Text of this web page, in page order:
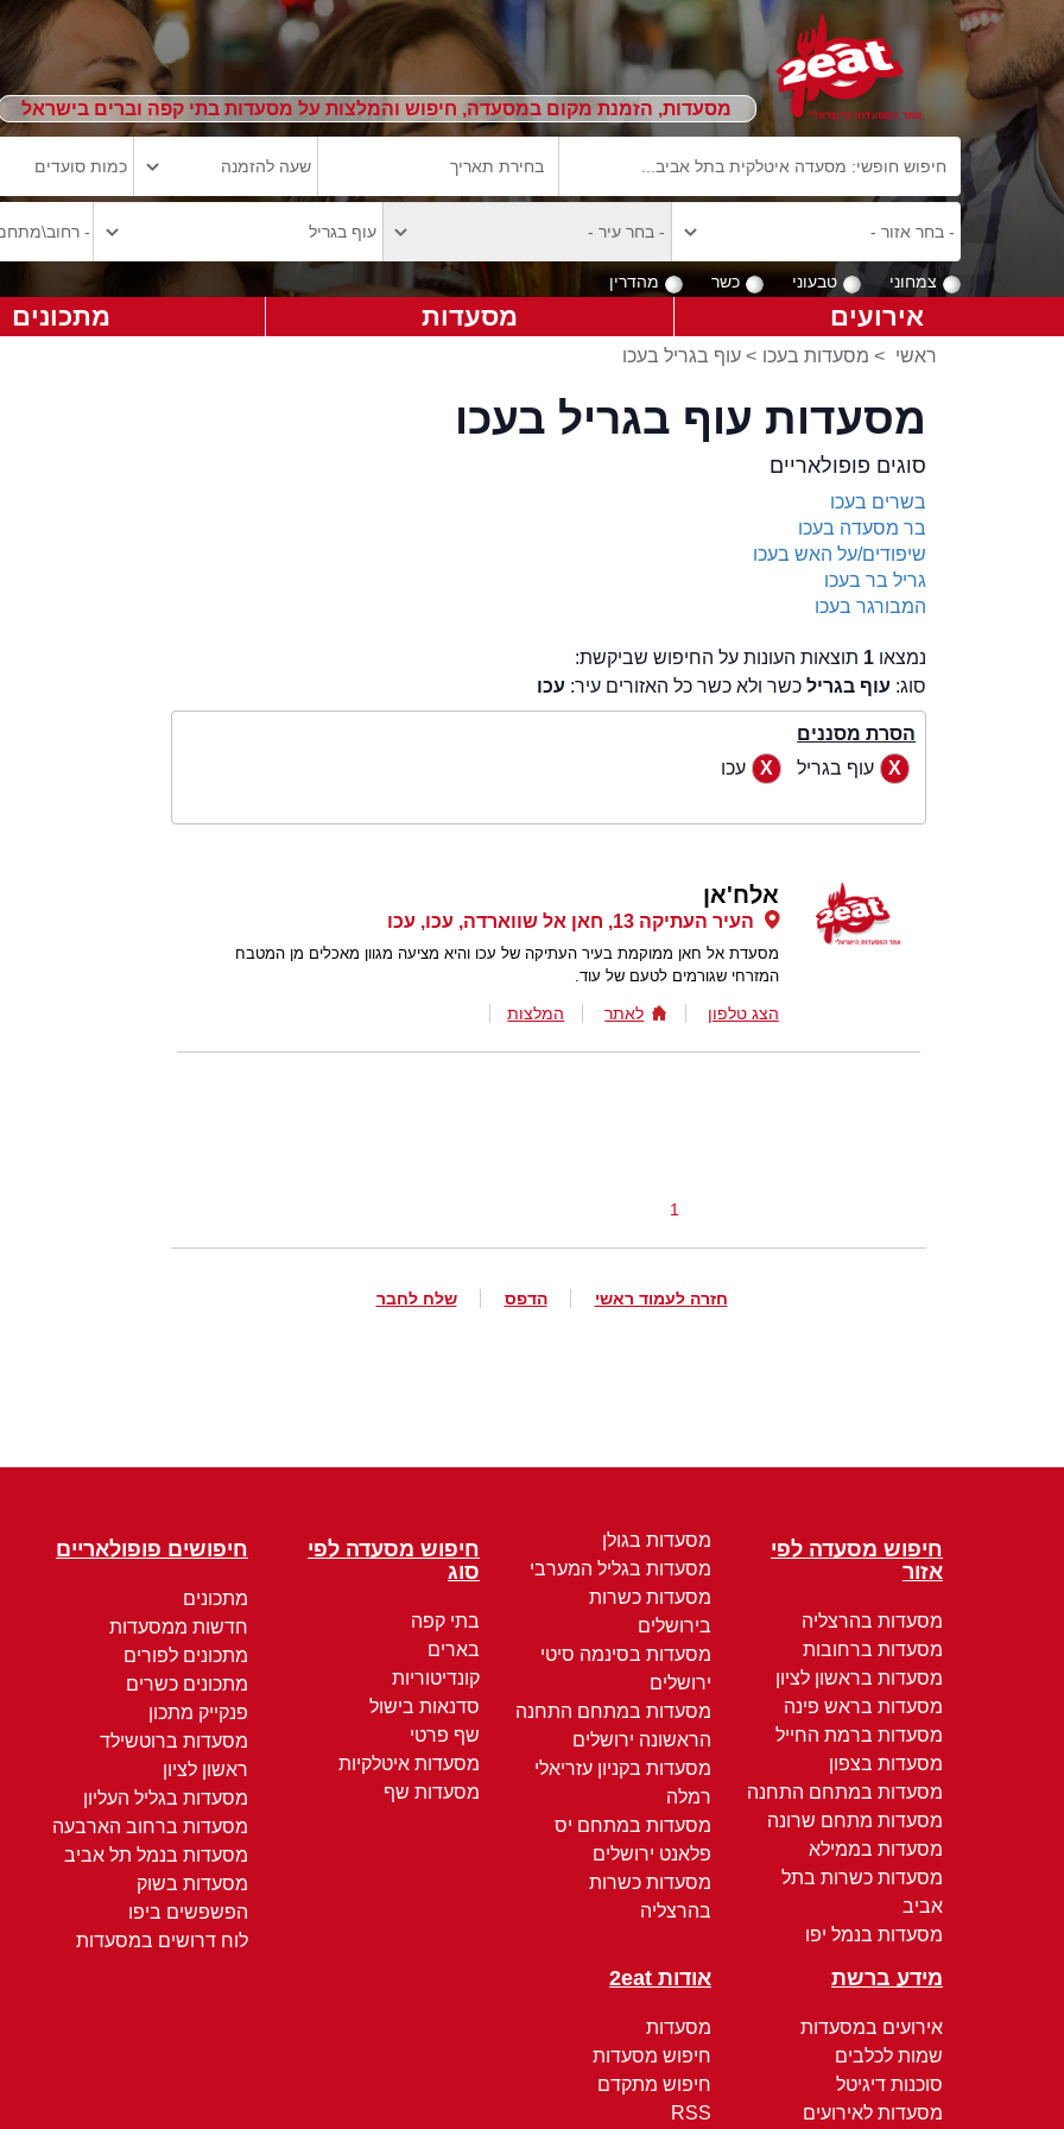
מסעדות, הזמנת מקום במסעדה, חיפוש והמלצות על מסעדות בתי קפה וברים בישראל
צמחוני טבעוני כשר מהדרין
אירועים מסעדות מתכונים
ראשי > מסעדות בעכו > עוף בגריל בעכו
מסעדות עוף בגריל בעכו
סוגים פופולאריים
בשרים בעכו
בר מסעדה בעכו
שיפודים/על האש בעכו
גריל בר בעכו
המבורגר בעכו
נמצאו 1 תוצאות העונות על החיפוש שביקשת:
סוג: עוף בגרילכשר ולא כשר כל האזורים עיר: עכו
הסרת מסננים
עוף בגריל
עכו
אלח'אן
העיר העתיקה 13, חאן אל שווארדה, עכו, עכו
מסעדת אל חאן ממוקמת בעיר העתיקה של עכו והיא מציעה מגוון מאכלים מן המטבח
המזרחי שגורמים לטעם של עוד.
הצג טלפון לאתר המלצות
1
חזרה לעמוד ראשי הדפס שלח לחבר
חיפוש מסעדה לפי
אזור
מסעדות בהרצליה
מסעדות ברחובות
מסעדות בראשון לציון
מסעדות בראש פינה
מסעדות ברמת החייל
מסעדות בצפון
מסעדות במתחם התחנה
מסעדות מתחם שרונה
מסעדות בממילא
מסעדות כשרות בתל
אביב
מסעדות בנמל יפו
מסעדות בגולן
מסעדות בגליל המערבי
מסעדות כשרות
בירושלים
מסעדות בסינמה סיטי
ירושלים
מסעדות במתחם התחנה
הראשונה ירושלים
מסעדות בקניון עזריאלי
רמלה
מסעדות במתחם יס
פלאנט ירושלים
מסעדות כשרות
בהרצליה
חיפוש מסעדה לפי
סוג
בתי קפה
בארים
קונדיטוריות
סדנאות בישול
שף פרטי
מסעדות איטלקיות
מסעדות שף
חיפושים פופולאריים
מתכונים
חדשות ממסעדות
מתכונים לפורים
מתכונים כשרים
פנקייק מתכון
מסעדות ברוטשילד
ראשון לציון
מסעדות בגליל העליון
מסעדות ברחוב הארבעה
מסעדות בנמל תל אביב
מסעדות בשוק
הפשפשים ביפו
לוח דרושים במסעדות
מידע ברשת
אירועים במסעדות
שמות לכלבים
סוכנות דיגיטל
מסעדות לאירועים
אודות 2eat
מסעדות
חיפוש מסעדות
חיפוש מתקדם
RSS